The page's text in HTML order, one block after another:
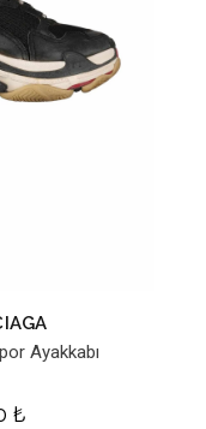
Ayakkabı
₺